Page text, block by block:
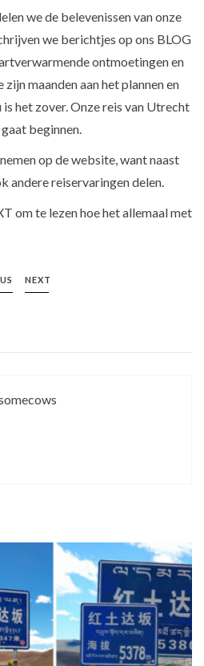
we de belevenissen van onze
we berichtjes op ons BLOG
ontmoetingen en
maanden aan het plannen en
het zover. Onze reis van Utrecht
beginnen.
op de website, want naast
andere reiservaringen delen.
om te lezen hoe het allemaal met
NEXT